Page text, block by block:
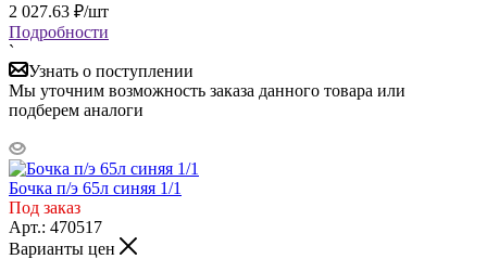
2 027.63 ₽/шт
Подробности
`
Узнать о поступлении
Мы уточним возможность заказа данного товара или
подберем аналоги
Бочка п/э 65л синяя 1/1
Под заказ
Арт.: 470517
Варианты цен